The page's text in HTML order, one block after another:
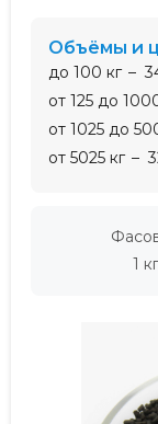
1 кг
Объёмы и
до 100 кг
от 125 до
от 1025 до
от 5025 кг